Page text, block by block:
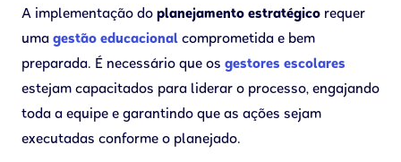
A implementação do planejamento estratégico requer
uma gestão educacional comprometida e bem
preparada. É necessário que os gestores escolares
estejam capacitados para liderar o processo, engajando
toda a equipe e garantindo que as ações sejam
executadas conforme o planejado.